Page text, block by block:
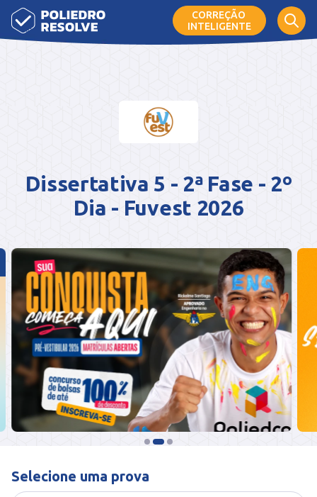
CORREÇÃO
INTELIGENTE
Dissertativa 5 - 2ª Fase - 2º
Dia - Fuvest 2026
Selecione uma prova